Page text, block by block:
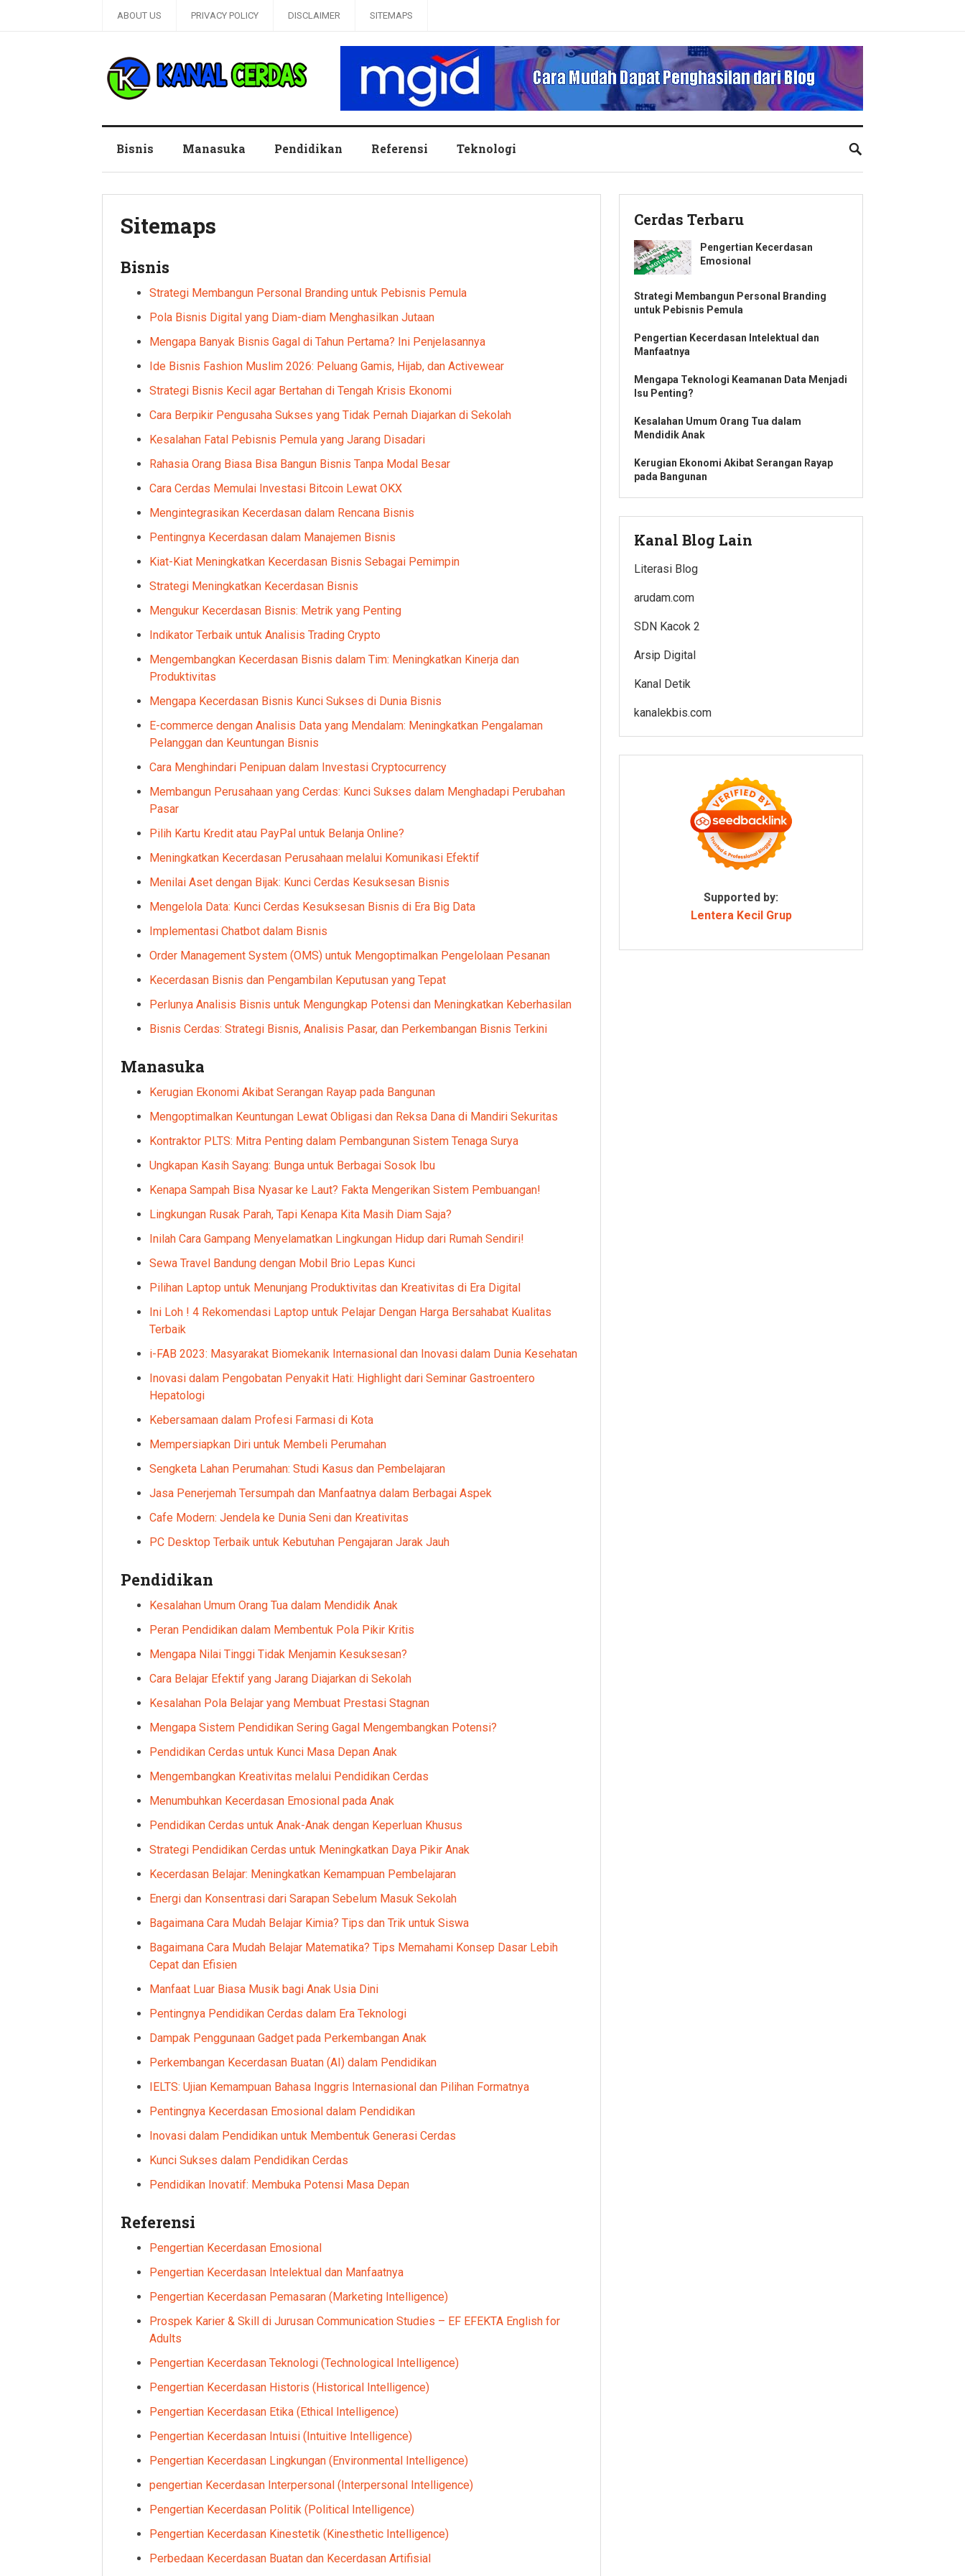
ABOUT US PRIVACY POLICY DISCLAIMER SITEMAPS
Bisnis Manasuka Pendidikan Referensi Teknologi
Sitemaps
Bisnis
Strategi Membangun Personal Branding untuk Pebisnis Pemula
Pola Bisnis Digital yang Diam-diam Menghasilkan Jutaan
Mengapa Banyak Bisnis Gagal di Tahun Pertama? Ini Penjelasannya
Ide Bisnis Fashion Muslim 2026: Peluang Gamis, Hijab, dan Activewear
Strategi Bisnis Kecil agar Bertahan di Tengah Krisis Ekonomi
Cara Berpikir Pengusaha Sukses yang Tidak Pernah Diajarkan di Sekolah
Kesalahan Fatal Pebisnis Pemula yang Jarang Disadari
Rahasia Orang Biasa Bisa Bangun Bisnis Tanpa Modal Besar
Cara Cerdas Memulai Investasi Bitcoin Lewat OKX
Mengintegrasikan Kecerdasan dalam Rencana Bisnis
Pentingnya Kecerdasan dalam Manajemen Bisnis
Kiat-Kiat Meningkatkan Kecerdasan Bisnis Sebagai Pemimpin
Strategi Meningkatkan Kecerdasan Bisnis
Mengukur Kecerdasan Bisnis: Metrik yang Penting
Indikator Terbaik untuk Analisis Trading Crypto
Mengembangkan Kecerdasan Bisnis dalam Tim: Meningkatkan Kinerja dan
Produktivitas
Mengapa Kecerdasan Bisnis Kunci Sukses di Dunia Bisnis
E-commerce dengan Analisis Data yang Mendalam: Meningkatkan Pengalaman
Pelanggan dan Keuntungan Bisnis
Cara Menghindari Penipuan dalam Investasi Cryptocurrency
Membangun Perusahaan yang Cerdas: Kunci Sukses dalam Menghadapi Perubahan
Pasar
Pilih Kartu Kredit atau PayPal untuk Belanja Online?
Meningkatkan Kecerdasan Perusahaan melalui Komunikasi Efektif
Menilai Aset dengan Bijak: Kunci Cerdas Kesuksesan Bisnis
Mengelola Data: Kunci Cerdas Kesuksesan Bisnis di Era Big Data
Implementasi Chatbot dalam Bisnis
Order Management System (OMS) untuk Mengoptimalkan Pengelolaan Pesanan
Kecerdasan Bisnis dan Pengambilan Keputusan yang Tepat
Perlunya Analisis Bisnis untuk Mengungkap Potensi dan Meningkatkan Keberhasilan
Bisnis Cerdas: Strategi Bisnis, Analisis Pasar, dan Perkembangan Bisnis Terkini
Manasuka
Kerugian Ekonomi Akibat Serangan Rayap pada Bangunan
Mengoptimalkan Keuntungan Lewat Obligasi dan Reksa Dana di Mandiri Sekuritas
Kontraktor PLTS: Mitra Penting dalam Pembangunan Sistem Tenaga Surya
Ungkapan Kasih Sayang: Bunga untuk Berbagai Sosok Ibu
Kenapa Sampah Bisa Nyasar ke Laut? Fakta Mengerikan Sistem Pembuangan!
Lingkungan Rusak Parah, Tapi Kenapa Kita Masih Diam Saja?
Inilah Cara Gampang Menyelamatkan Lingkungan Hidup dari Rumah Sendiri!
Sewa Travel Bandung dengan Mobil Brio Lepas Kunci
Pilihan Laptop untuk Menunjang Produktivitas dan Kreativitas di Era Digital
Ini Loh ! 4 Rekomendasi Laptop untuk Pelajar Dengan Harga Bersahabat Kualitas
Terbaik
i-FAB 2023: Masyarakat Biomekanik Internasional dan Inovasi dalam Dunia Kesehatan
Inovasi dalam Pengobatan Penyakit Hati: Highlight dari Seminar Gastroentero
Hepatologi
Kebersamaan dalam Profesi Farmasi di Kota
Mempersiapkan Diri untuk Membeli Perumahan
Sengketa Lahan Perumahan: Studi Kasus dan Pembelajaran
Jasa Penerjemah Tersumpah dan Manfaatnya dalam Berbagai Aspek
Cafe Modern: Jendela ke Dunia Seni dan Kreativitas
PC Desktop Terbaik untuk Kebutuhan Pengajaran Jarak Jauh
Pendidikan
Kesalahan Umum Orang Tua dalam Mendidik Anak
Peran Pendidikan dalam Membentuk Pola Pikir Kritis
Mengapa Nilai Tinggi Tidak Menjamin Kesuksesan?
Cara Belajar Efektif yang Jarang Diajarkan di Sekolah
Kesalahan Pola Belajar yang Membuat Prestasi Stagnan
Mengapa Sistem Pendidikan Sering Gagal Mengembangkan Potensi?
Pendidikan Cerdas untuk Kunci Masa Depan Anak
Mengembangkan Kreativitas melalui Pendidikan Cerdas
Menumbuhkan Kecerdasan Emosional pada Anak
Pendidikan Cerdas untuk Anak-Anak dengan Keperluan Khusus
Strategi Pendidikan Cerdas untuk Meningkatkan Daya Pikir Anak
Kecerdasan Belajar: Meningkatkan Kemampuan Pembelajaran
Energi dan Konsentrasi dari Sarapan Sebelum Masuk Sekolah
Bagaimana Cara Mudah Belajar Kimia? Tips dan Trik untuk Siswa
Bagaimana Cara Mudah Belajar Matematika? Tips Memahami Konsep Dasar Lebih
Cepat dan Efisien
Manfaat Luar Biasa Musik bagi Anak Usia Dini
Pentingnya Pendidikan Cerdas dalam Era Teknologi
Dampak Penggunaan Gadget pada Perkembangan Anak
Perkembangan Kecerdasan Buatan (AI) dalam Pendidikan
IELTS: Ujian Kemampuan Bahasa Inggris Internasional dan Pilihan Formatnya
Pentingnya Kecerdasan Emosional dalam Pendidikan
Inovasi dalam Pendidikan untuk Membentuk Generasi Cerdas
Kunci Sukses dalam Pendidikan Cerdas
Pendidikan Inovatif: Membuka Potensi Masa Depan
Referensi
Pengertian Kecerdasan Emosional
Pengertian Kecerdasan Intelektual dan Manfaatnya
Pengertian Kecerdasan Pemasaran (Marketing Intelligence)
Prospek Karier & Skill di Jurusan Communication Studies – EF EFEKTA English for
Adults
Pengertian Kecerdasan Teknologi (Technological Intelligence)
Pengertian Kecerdasan Historis (Historical Intelligence)
Pengertian Kecerdasan Etika (Ethical Intelligence)
Pengertian Kecerdasan Intuisi (Intuitive Intelligence)
Pengertian Kecerdasan Lingkungan (Environmental Intelligence)
pengertian Kecerdasan Interpersonal (Interpersonal Intelligence)
Pengertian Kecerdasan Politik (Political Intelligence)
Pengertian Kecerdasan Kinestetik (Kinesthetic Intelligence)
Perbedaan Kecerdasan Buatan dan Kecerdasan Artifisial
Cerdas Terbaru
Pengertian Kecerdasan
Emosional
Strategi Membangun Personal Branding
untuk Pebisnis Pemula
Pengertian Kecerdasan Intelektual dan
Manfaatnya
Mengapa Teknologi Keamanan Data Menjadi
Isu Penting?
Kesalahan Umum Orang Tua dalam
Mendidik Anak
Kerugian Ekonomi Akibat Serangan Rayap
pada Bangunan
Kanal Blog Lain
Literasi Blog
arudam.com
SDN Kacok 2
Arsip Digital
Kanal Detik
kanalekbis.com
Supported by:
Lentera Kecil Grup